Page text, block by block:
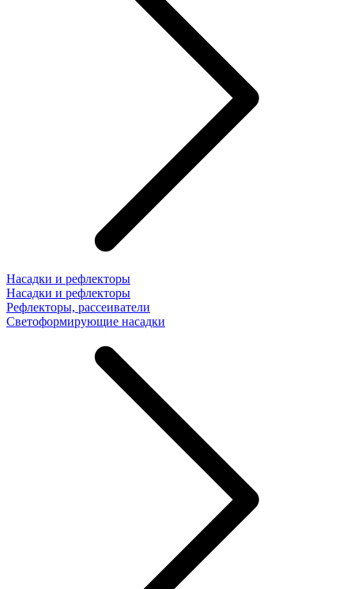
Насадки и рефлекторы
Насадки и рефлекторы
Рефлекторы, рассеиватели
Светоформирующие насадки